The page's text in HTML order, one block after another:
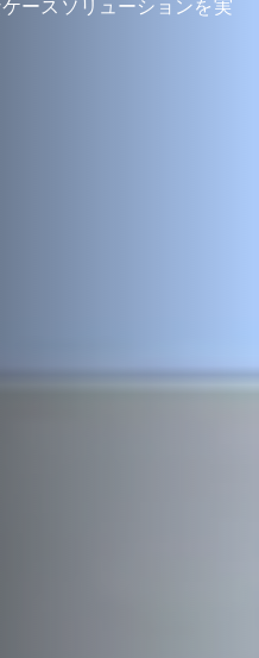
ースソリューションを実